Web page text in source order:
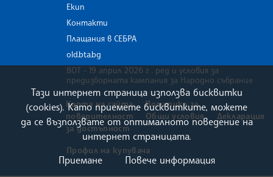
Екип
Контакти
Плащания в СЕБРА
old.bta.bg
ВОТ - 19 април 2026 г . ред и условия за
предизборната кампания за Народно събрание
Карта на сайта
Политика за
поверителност
Общи условия
Декларация
за достъпност
Профил на купувача
Тази интернет страница използва бисквитки
(cookies). Като приемете бисквитките, можете
да се възползвате от оптималното поведение на
интернет страницата.
Приемане
Повече информация